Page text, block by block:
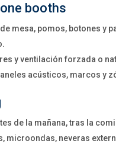
booths
mesa, pomos, botones y
y ventilación forzada o
acústicos, marcos y
de la mañana, tras la
microondas, neveras